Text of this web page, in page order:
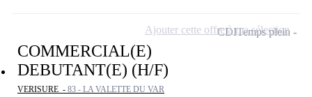
COMMERCIAL(E)
DEBUTANT(E) (H/F)
VERISURE - 83 - LA VALETTE DU VAR
CDITemps plein
Ajouter cette offre à ma sélection